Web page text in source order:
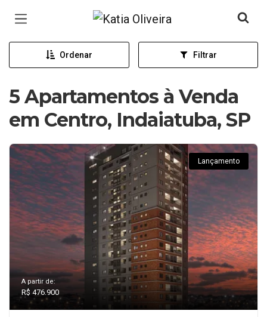
Página inicial
Ordenar Filtrar
5 Apartamentos à Venda
em Centro, Indaiatuba, SP
Lançamento
A partir de:
R$ 476.900